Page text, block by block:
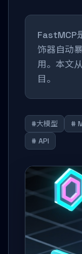
FastMCP
饰器自动
用。本文
目。
#大模型 #
# API